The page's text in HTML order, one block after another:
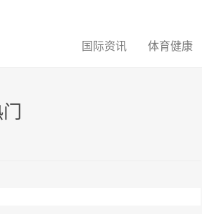
国际资讯 体育健康